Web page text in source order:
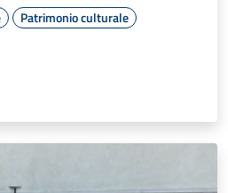
Patrimonio culturale